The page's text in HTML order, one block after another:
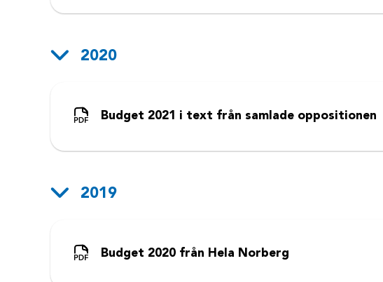
2020
Budget 2021 i text från samlade oppositionen
2019
Budget 2020 från Hela Norberg